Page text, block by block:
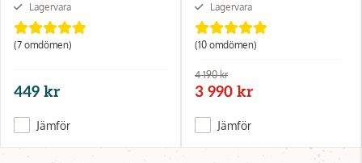
Lagervara
(7 omdömen)
449 kr
Jämför
Lagervara
(10 omdömen)
4 190 kr
3 990 kr
Jämför